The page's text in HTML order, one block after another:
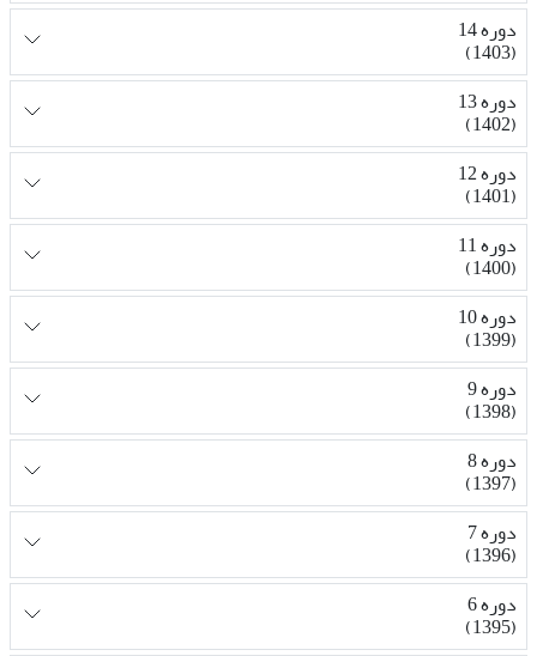
دوره 14
(1403)
دوره 13
(1402)
دوره 12
(1401)
دوره 11
(1400)
دوره 10
(1399)
دوره 9
(1398)
دوره 8
(1397)
دوره 7
(1396)
دوره 6
(1395)